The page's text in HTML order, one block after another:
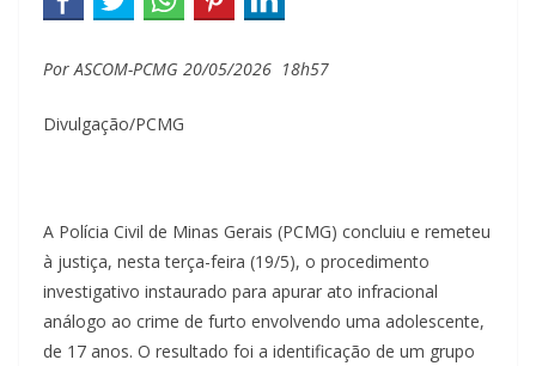
Por ASCOM-PCMG 20/05/2026 18h57
Divulgação/PCMG
A Polícia Civil de Minas Gerais (PCMG) concluiu e remeteu
à justiça, nesta terça-feira (19/5), o procedimento
investigativo instaurado para apurar ato infracional
análogo ao crime de furto envolvendo uma adolescente,
de 17 anos. O resultado foi a identificação de um grupo